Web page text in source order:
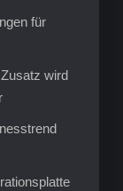
für
wird